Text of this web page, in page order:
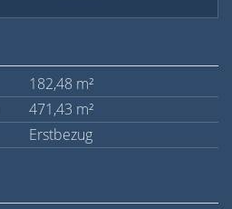
182,48 m²
471,43 m²
Erstbezug